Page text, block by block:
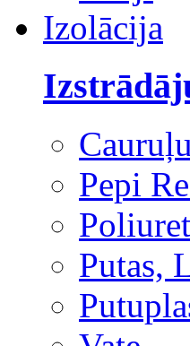
Izolācija
Pepi
Putas,